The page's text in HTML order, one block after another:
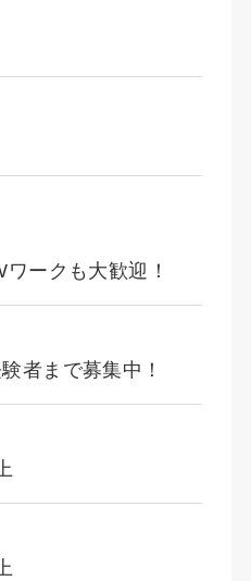
ークも大歓迎！
者まで募集中！